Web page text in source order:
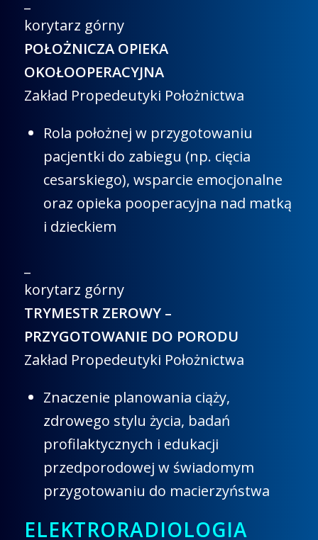
korytarz górny
POŁOŻNICZA OPIEKA
OKOŁOOPERACYJNA
Zakład Propedeutyki Położnictwa
Rola położnej w przygotowaniu
pacjentki do zabiegu (np. cięcia
cesarskiego), wsparcie emocjonalne
oraz opieka pooperacyjna nad matką
i dzieckiem
korytarz górny
TRYMESTR ZEROWY –
PRZYGOTOWANIE DO PORODU
Zakład Propedeutyki Położnictwa
Znaczenie planowania ciąży,
zdrowego stylu życia, badań
profilaktycznych i edukacji
przedporodowej w świadomym
przygotowaniu do macierzyństwa
ELEKTRORADIOLOGIA